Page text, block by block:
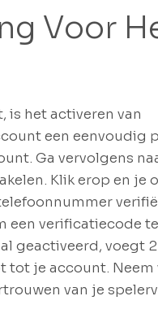
Voor
is het activeren van
een eenvoudig
Ga vervolgens
Klik erop en je
een verificatiecode
geactiveerd, voegt
je account. Neem
van je